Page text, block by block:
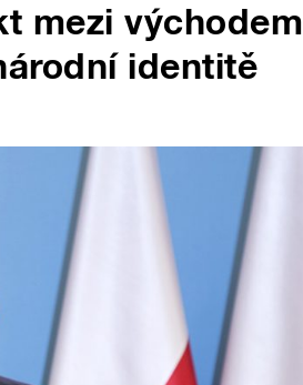
mezi východem
identitě